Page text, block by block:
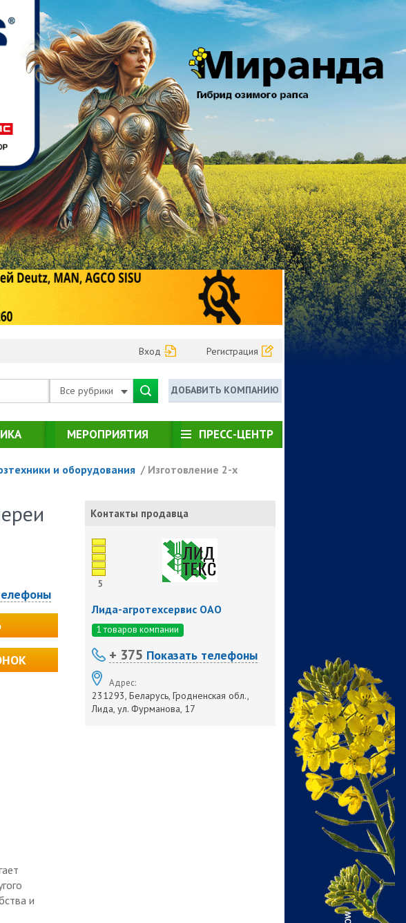
Вход Регистрация
Все рубрики ДОБАВИТЬ КОМПАНИЮ
МЕРОПРИЯТИЯ ПРЕСС-ЦЕНТР
и оборудования / Изготовление 2-х
и
Контакты продавца
5
Лида-агротехсервис ОАО
1 товаров компании
+ 375 Показать телефоны
Адрес:
231293, Беларусь, Гродненская обл.,
Лида, ул. Фурманова, 17